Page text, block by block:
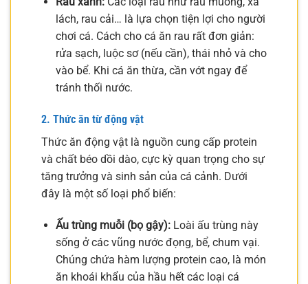
lách, rau cải… là lựa chọn tiện lợi cho người
chơi cá. Cách cho cá ăn rau rất đơn giản:
rửa sạch, luộc sơ (nếu cần), thái nhỏ và cho
vào bể. Khi cá ăn thừa, cần vớt ngay để
tránh thối nước.
2. Thức ăn từ động vật
Thức ăn động vật là nguồn cung cấp protein
và chất béo dồi dào, cực kỳ quan trọng cho sự
tăng trưởng và sinh sản của cá cảnh. Dưới
đây là một số loại phổ biến:
Ấu trùng muỗi (bọ gậy):Loài ấu trùng này
sống ở các vũng nước đọng, bể, chum vại.
Chúng chứa hàm lượng protein cao, là món
ăn khoái khẩu của hầu hết các loại cá